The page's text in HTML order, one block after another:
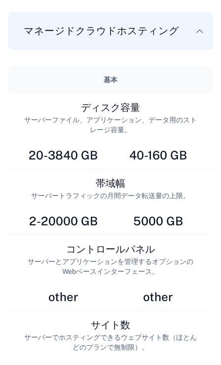
マネージドクラウドホスティング
基本
20-3840 GB
ディスク容量
サーバーファイル、アプリケーション、データ用のスト
レージ容量。
40-160 GB
2-20000 GB
帯域幅
サーバートラフィックの月間データ転送量の上限。
5000 GB
other
コントロールパネル
サーバーとアプリケーションを管理するオプションの
Webベースインターフェース。
other
サイト数
サーバーでホスティングできるウェブサイト数（ほとん
どのプランで無制限）。